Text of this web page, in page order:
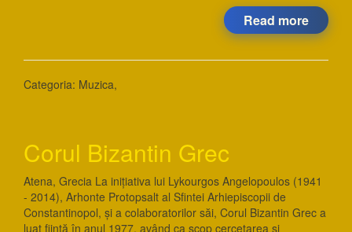
Read more
Categoria: Muzica,
Corul Bizantin Grec
Atena, Grecia La inițiativa lui Lykourgos Angelopoulos (1941
- 2014), Arhonte Protopsalt al Sfintei Arhiepiscopii de
Constantinopol, și a colaboratorilor săi, Corul Bizantin Grec a
luat ființă în anul 1977, având ca scop cercetarea și